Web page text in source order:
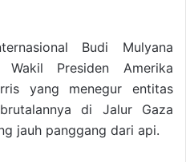
Budi Mulyana
Wakil Presiden Amerika
yang menegur entitas
di Jalur Gaza
jauh panggang dari api.